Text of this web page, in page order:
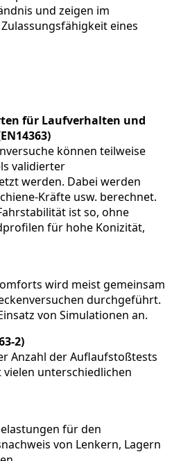
und zeigen im
eines
für Laufverhalten und
können teilweise
validierter
werden. Dabei werden
Kräfte usw. berechnet.
ist so, ohne
für hohe Konizität,
wird meist gemeinsam
durchgeführt.
von Simulationen an.
2)
Anzahl der Auflaufstoßtests
unterschiedlichen
für den
von Lenkern, Lagern